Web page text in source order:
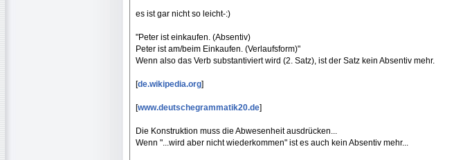
es ist gar nicht so leicht-:)
"Peter ist einkaufen. (Absentiv)
Peter ist am/beim Einkaufen. (Verlaufsform)"
Wenn also das Verb substantiviert wird (2. Satz), ist der Satz kein Absentiv mehr.
[de.wikipedia.org]
[www.deutschegrammatik20.de]
Die Konstruktion muss die Abwesenheit ausdrücken...
Wenn "...wird aber nicht wiederkommen" ist es auch kein Absentiv mehr...